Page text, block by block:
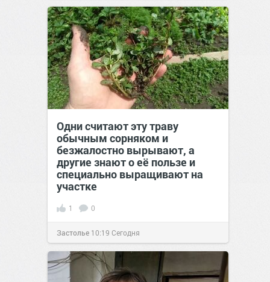
Одни считают эту траву
обычным сорняком и
безжалостно вырывают, а
другие знают о её пользе и
специально выращивают на
участке
1 0
Застолье 10:19 Сегодня